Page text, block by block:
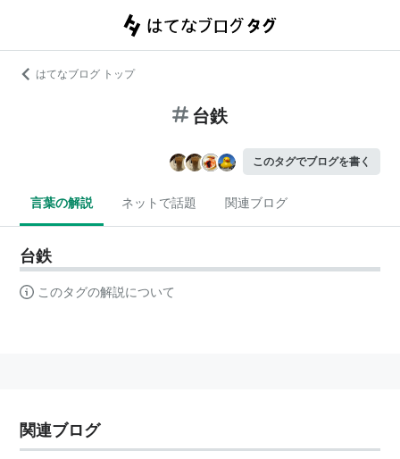
はてなブログ トップ
台鉄
このタグでブログを書く
言葉の解説 ネットで話題 関連ブログ
台鉄
このタグの解説について
関連ブログ